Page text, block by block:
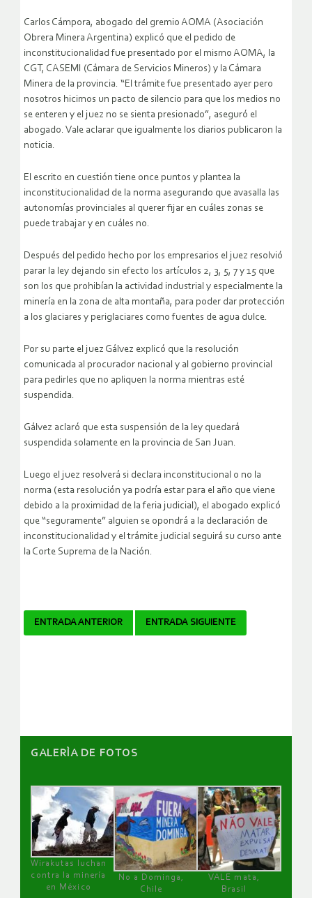
Carlos Cámpora, abogado del gremio AOMA (Asociación
Obrera Minera Argentina) explicó que el pedido de
inconstitucionalidad fue presentado por el mismo AOMA, la
CGT, CASEMI (Cámara de Servicios Mineros) y la Cámara
Minera de la provincia. “El trámite fue presentado ayer pero
nosotros hicimos un pacto de silencio para que los medios no
se enteren y el juez no se sienta presionado”, aseguró el
abogado. Vale aclarar que igualmente los diarios publicaron la
noticia.
El escrito en cuestión tiene once puntos y plantea la
inconstitucionalidad de la norma asegurando que avasalla las
autonomías provinciales al querer fijar en cuáles zonas se
puede trabajar y en cuáles no.
Después del pedido hecho por los empresarios el juez resolvió
parar la ley dejando sin efecto los artículos 2, 3, 5, 7 y 15 que
son los que prohibían la actividad industrial y especialmente la
minería en la zona de alta montaña, para poder dar protección
a los glaciares y periglaciares como fuentes de agua dulce.
Por su parte el juez Gálvez explicó que la resolución
comunicada al procurador nacional y al gobierno provincial
para pedirles que no apliquen la norma mientras esté
suspendida.
Gálvez aclaró que esta suspensión de la ley quedará
suspendida solamente en la provincia de San Juan.
Luego el juez resolverá si declara inconstitucional o no la
norma (esta resolución ya podría estar para el año que viene
debido a la proximidad de la feria judicial), el abogado explicó
que “seguramente” alguien se opondrá a la declaración de
inconstitucionalidad y el trámite judicial seguirá su curso ante
la Corte Suprema de la Nación.
Navegador
ENTRADA ANTERIOR ENTRADA SIGUIENTE
GALERÌA DE FOTOS
Wirakutas luchan
contra la minería
en México
No a Dominga,
Chile
VALE mata,
Brasil